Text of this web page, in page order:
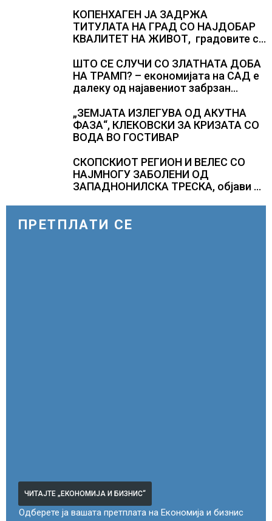
КОПЕНХАГЕН ЈА ЗАДРЖА
ТИТУЛАТА НА ГРАД СО НАЈДОБАР
КВАЛИТЕТ НА ЖИВОТ, градовите со
да бидат обележани со
комбинација од фактори
ШТО СЕ СЛУЧИ СО ЗЛАТНАТА ДОБА
НА ТРАМП? – економијата на САД е
далеку од најавениот забрзан
„ЗЕМЈАТА ИЗЛЕГУВА ОД АКУТНА
ФАЗА“, КЛЕКОВСКИ ЗА КРИЗАТА СО
ВОДА ВО ГОСТИВАР
СКОПСКИОТ РЕГИОН И ВЕЛЕС СО
НАЈМНОГУ ЗАБОЛЕНИ ОД
ЗАПАДНОНИЛСКА ТРЕСКА, објави
ПРЕТПЛАТИ СЕ
ЧИТАЈТЕ „ЕКОНОМИЈА И БИЗНИС“
Одберете ја вашата претплата на Економија и бизнис